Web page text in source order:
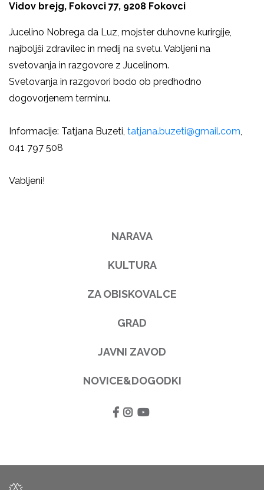
Vidov brejg, Fokovci 77, 9208 Fokovci
Jucelino Nobrega da Luz, mojster duhovne kurirgije,
najboljši zdravilec in medij na svetu. Vabljeni na
svetovanja in razgovore z Jucelinom.
Svetovanja in razgovori bodo ob predhodno
dogovorjenem terminu.
Informacije: Tatjana Buzeti, tatjana.buzeti@gmail.com,
041 797 508
Vabljeni!
NARAVA
KULTURA
ZA OBISKOVALCE
GRAD
JAVNI ZAVOD
NOVICE&DOGODKI